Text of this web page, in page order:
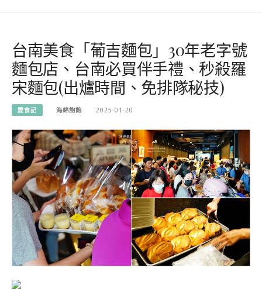
台南美食「葡吉麵包」30年老字號
麵包店、台南必買伴手禮、秒殺羅
宋麵包(出爐時間、免排隊秘技)
愛食記 海綿飽飽 2025-01-20